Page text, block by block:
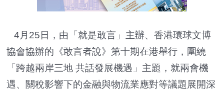
4月25日，由「就是敢言」主辦、香港環球文博
協會協辦的《敢言者說》第十期在港舉行，圍繞
「跨越兩岸三地 共話發展機遇」主題，就兩會機
遇、關稅影響下的金融與物流業應對等議題展開深